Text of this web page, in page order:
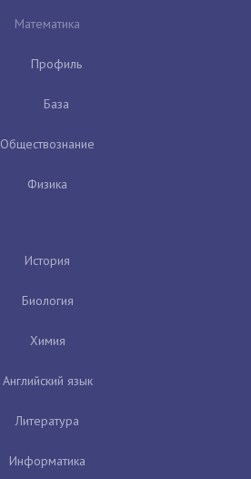
Математика
Профиль
База
Обществознание
Физика
История
Биология
Химия
Английский язык
Литература
Информатика